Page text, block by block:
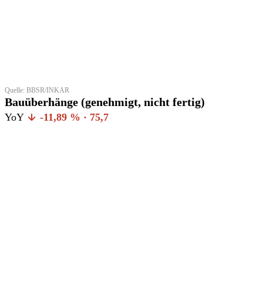
Quelle: BBSR/INKAR
Bauüberhänge (genehmigt, nicht fertig)
YoY -11,89 % · 75,7